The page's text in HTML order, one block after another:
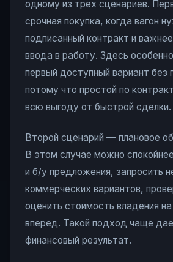
одному из трех сценариев.
срочная покупка, когда вагон
подписанный контракт и
ввода в работу. Здесь
первый доступный вариант без
потому что простой по
всю выгоду от быстрой сделки.
Второй сценарий — плановое
В этом случае можно
и б/у предложения, запросить
коммерческих вариантов,
оценить стоимость владения
вперед. Такой подход чаще
финансовый результат.